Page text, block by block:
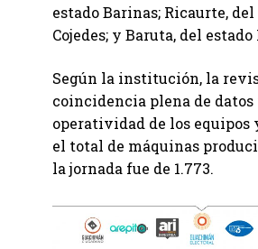
estado Barinas; Ricaurte, del
Cojedes; y Baruta, del
Según la institución, la
coincidencia plena de
operatividad de los equipos
el total de máquinas
la jornada fue de 1.773.